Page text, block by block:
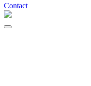
Contact